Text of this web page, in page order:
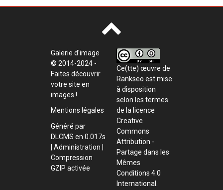
Galerie d'image
© 2014-2024 -
Faites découvrir
votre site en
images !
Mentions légales
Généré par
DLCMS en 0.017s
| Administration |
Compression
GZIP activée
Ce(tte) œuvre de
Rankseo est mise
à disposition
selon les termes
de la licence
Creative
Commons
Attribution -
Partage dans les
Mêmes
Conditions 4.0
International